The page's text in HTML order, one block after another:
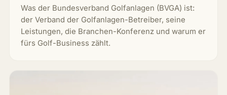
Was der Bundesverband Golfanlagen (BVGA) ist:
der Verband der Golfanlagen-Betreiber, seine
Leistungen, die Branchen-Konferenz und warum er
fürs Golf-Business zählt.